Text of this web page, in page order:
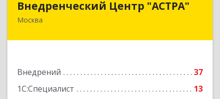
Внедренческий Центр "АСТРА"
Москва
Внедрений
37
1С:Специалист
13
125310, Москва г, Муравская ул, дом № 38,